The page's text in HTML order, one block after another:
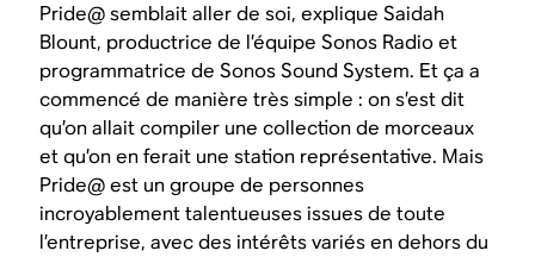
Pride@ semblait aller de soi, explique Saidah
Blount, productrice de l’équipe Sonos Radio et
programmatrice de Sonos Sound System. Et ça a
commencé de manière très simple : on s’est dit
qu’on allait compiler une collection de morceaux
et qu’on en ferait une station représentative. Mais
Pride@ est un groupe de personnes
incroyablement talentueuses issues de toute
l’entreprise, avec des intérêts variés en dehors du